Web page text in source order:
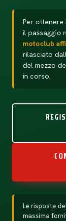
Per ottenere
il passaggio
motoclub
rilasciato
del mezzo
in corso.
Le risposte
massima